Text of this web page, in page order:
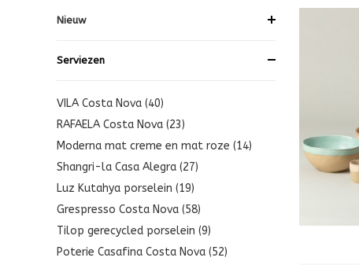
Nieuw
Serviezen
VILA Costa Nova (40)
RAFAELA Costa Nova (23)
Moderna mat creme en mat roze (14)
Shangri-la Casa Alegra (27)
Luz Kutahya porselein (19)
Grespresso Costa Nova (58)
Tilop gerecycled porselein (9)
Poterie Casafina Costa Nova (52)